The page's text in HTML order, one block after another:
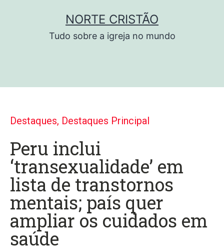
NORTE CRISTÃO
Tudo sobre a igreja no mundo
Destaques, Destaques Principal
Peru inclui
‘transexualidade’ em
lista de transtornos
mentais; país quer
ampliar os cuidados em
saúde